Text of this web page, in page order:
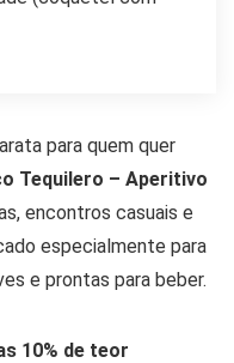
para quem quer
Tequilero – Aperitivo
encontros casuais e
especialmente para
e prontas para beber.
10% de teor